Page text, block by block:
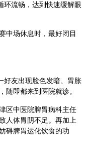
环流畅，达到快速缓解眼
中场休息时，最好闭目
好友出现脸色发暗、胃胀
随即都来到医院就诊。
区中医院脾胃病科主任
人体胃阴不足。再加上
碍脾胃运化饮食的功